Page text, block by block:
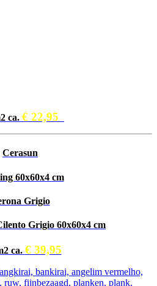
ca. € 22,95
Cerasun
60x60x4 cm
Grigio
ca. € 39,95